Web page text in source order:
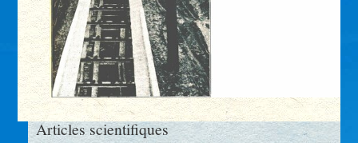
Articles scientifiques